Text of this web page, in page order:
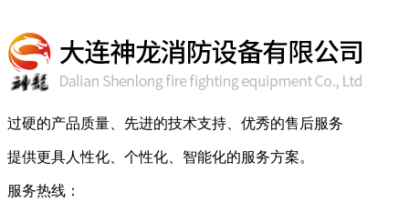
过硬的产品质量、先进的技术支持、优秀的售后服务
提供更具人性化、个性化、智能化的服务方案。
服务热线：